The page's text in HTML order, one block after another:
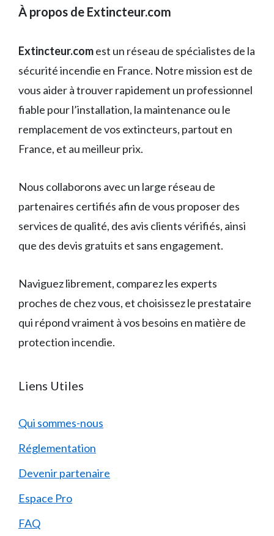
À propos de Extincteur.com
Extincteur.comest un réseau de spécialistes de la
sécurité incendie en France. Notre mission est de
vous aider à trouver rapidement un professionnel
fiable pour l’installation, la maintenance ou le
remplacement de vos extincteurs, partout en
France, et au meilleur prix.
Nous collaborons avec un large réseau de
partenaires certifiés afin de vous proposer des
services de qualité, des avis clients vérifiés, ainsi
que des devis gratuits et sans engagement.
Naviguez librement, comparez les experts
proches de chez vous, et choisissez le prestataire
qui répond vraiment à vos besoins en matière de
protection incendie.
Liens Utiles
Qui sommes-nous
Réglementation
Devenir partenaire
Espace Pro
FAQ